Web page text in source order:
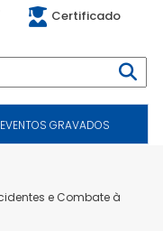
Certificado
EVENTOS GRAVADOS
e Combate à